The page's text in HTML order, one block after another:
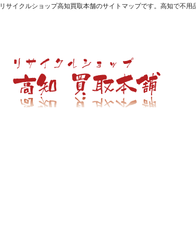
リサイクルショップ高知買取本舗のサイトマップです。高知で不